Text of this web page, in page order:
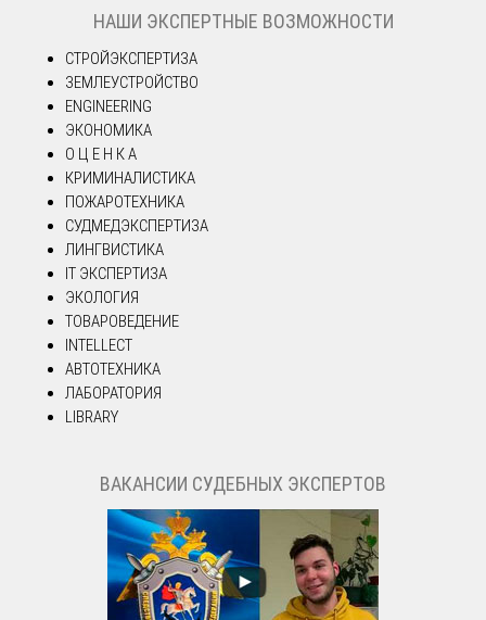
НАШИ ЭКСПЕРТНЫЕ ВОЗМОЖНОСТИ
СТРОЙЭКСПЕРТИЗА
ЗЕМЛЕУСТРОЙСТВО
ENGINEERING
ЭКОНОМИКА
О Ц Е Н К А
КРИМИНАЛИСТИКА
ПОЖАРОТЕХНИКА
СУДМЕДЭКСПЕРТИЗА
ЛИНГВИСТИКА
IT ЭКСПЕРТИЗА
ЭКОЛОГИЯ
ТОВАРОВЕДЕНИЕ
INTELLECT
АВТОТЕХНИКА
ЛАБОРАТОРИЯ
LIBRARY
ВАКАНСИИ СУДЕБНЫХ ЭКСПЕРТОВ